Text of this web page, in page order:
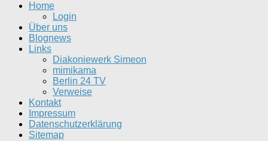
Home
Login
Über uns
Blognews
Links
Diakoniewerk Simeon
mimikama
Berlin 24 TV
Verweise
Kontakt
Impressum
Datenschutzerklärung
Sitemap